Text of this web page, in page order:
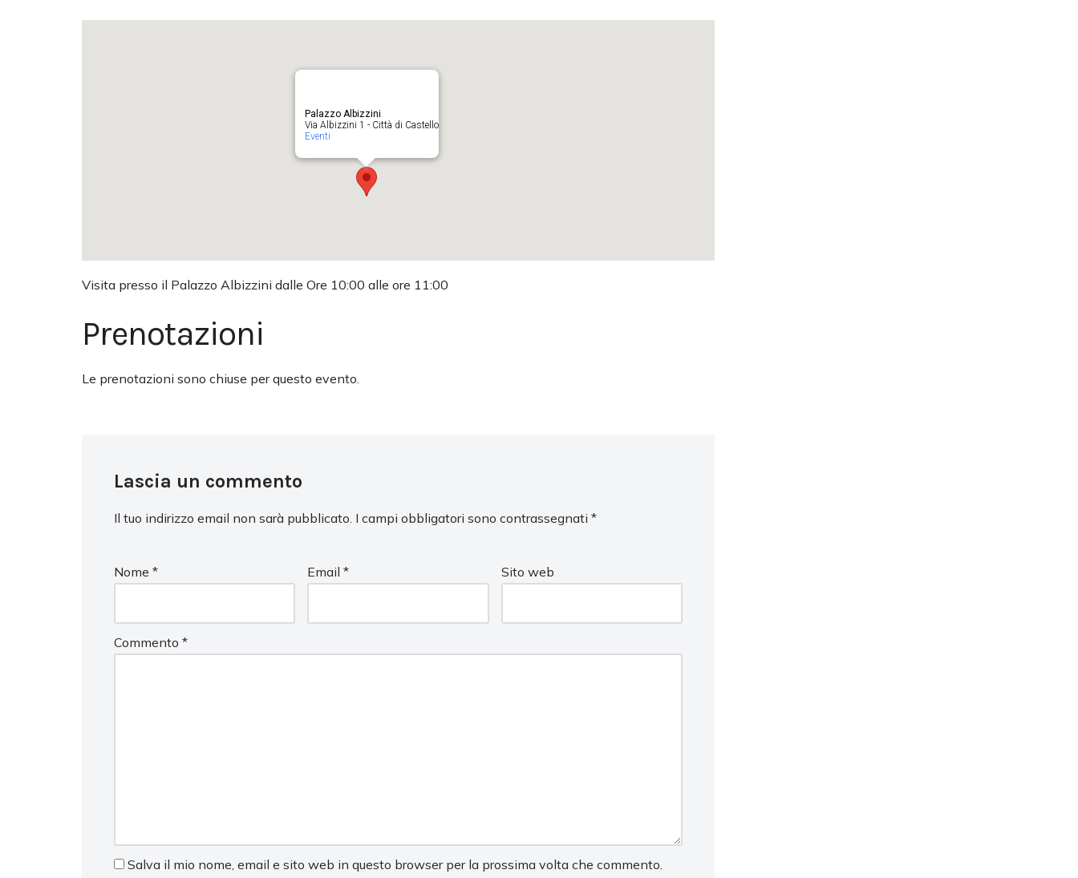
Palazzo Albizzini
Via Albizzini 1 - Città di Castello
Eventi
Visita presso il Palazzo Albizzini dalle Ore 10:00 alle ore 11:00
Prenotazioni
Le prenotazioni sono chiuse per questo evento.
Lascia un commento
Il tuo indirizzo email non sarà pubblicato. I campi obbligatori sono contrassegnati *
Nome * Email* Sito web
Commento *
Salva il mio nome, email e sito web in questo browser per la prossima volta che commento.